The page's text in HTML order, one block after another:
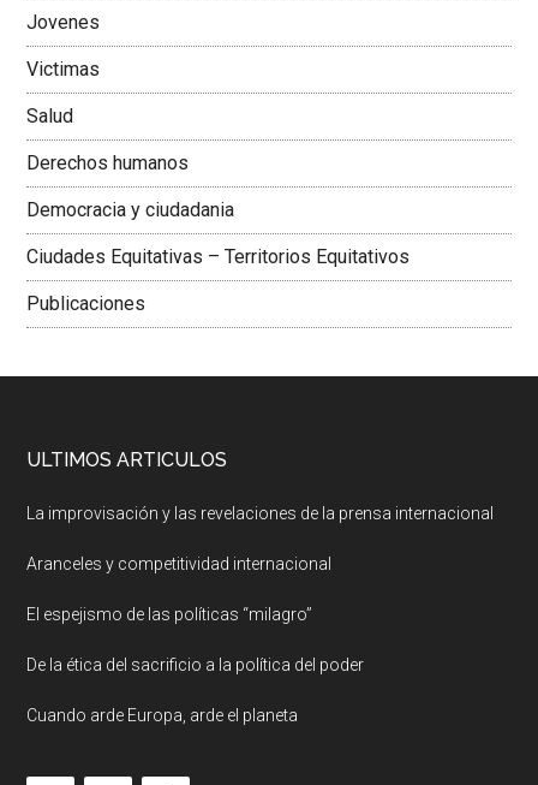
Jovenes
Victimas
Salud
Derechos humanos
Democracia y ciudadania
Ciudades Equitativas – Territorios Equitativos
Publicaciones
ULTIMOS ARTICULOS
La improvisación y las revelaciones de la prensa internacional
Aranceles y competitividad internacional
El espejismo de las políticas “milagro”
De la ética del sacrificio a la política del poder
Cuando arde Europa, arde el planeta